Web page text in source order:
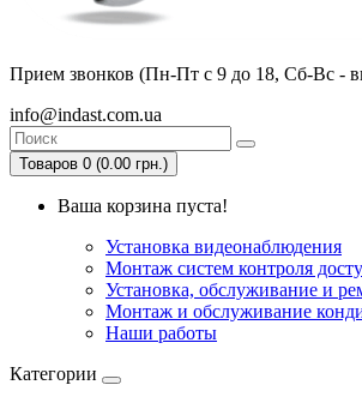
Прием звонков (Пн-Пт с 9 до 18, Сб-Вс -
info@indast.com.ua
Товаров 0 (0.00 грн.)
Ваша корзина пуста!
Установка видеонаблюдения
Монтаж систем контроля
Установка, обслуживание и
Монтаж и обслуживание
Наши работы
Категории